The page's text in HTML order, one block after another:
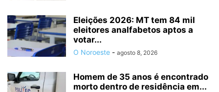
Eleições 2026: MT tem 84 mil
eleitores analfabetos aptos a
votar...
O Noroeste - agosto 8, 2026
Homem de 35 anos é encontrado
morto dentro de residência em...